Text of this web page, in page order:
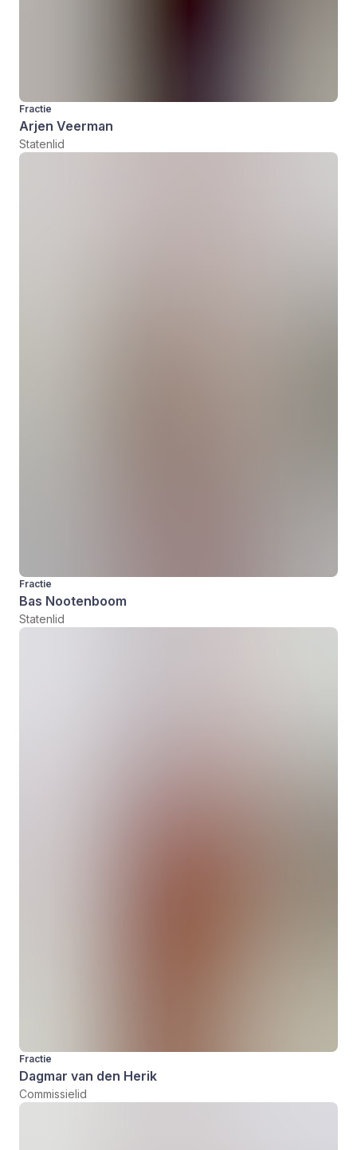
Fractie
Arjen Veerman
Statenlid
Fractie
Bas Nootenboom
Statenlid
Fractie
Dagmar van den Herik
Commissielid